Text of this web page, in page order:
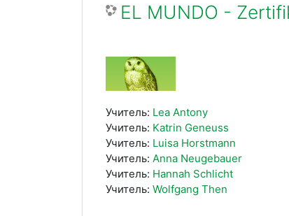
EL MUNDO -
Учитель: Lea Antony
Учитель: Katrin Geneuss
Учитель: Luisa Horstmann
Учитель: Anna Neugebauer
Учитель: Hannah Schlicht
Учитель: Wolfgang Then